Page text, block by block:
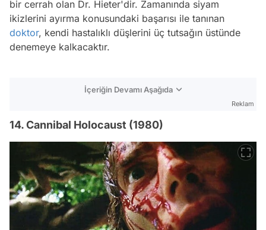
bir cerrah olan Dr. Hieter'dir. Zamanında siyam
ikizlerini ayırma konusundaki başarısı ile tanınan
doktor, kendi hastalıklı düşlerini üç tutsağın üstünde
denemeye kalkacaktır.
İçeriğin Devamı Aşağıda
Reklam
14. Cannibal Holocaust (1980)